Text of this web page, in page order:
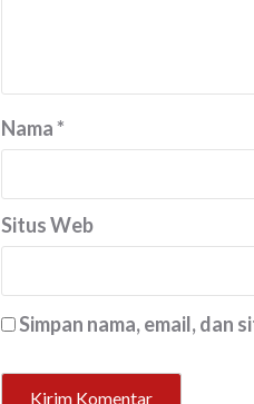
Nama*
Situs Web
Simpan nama, email, dan